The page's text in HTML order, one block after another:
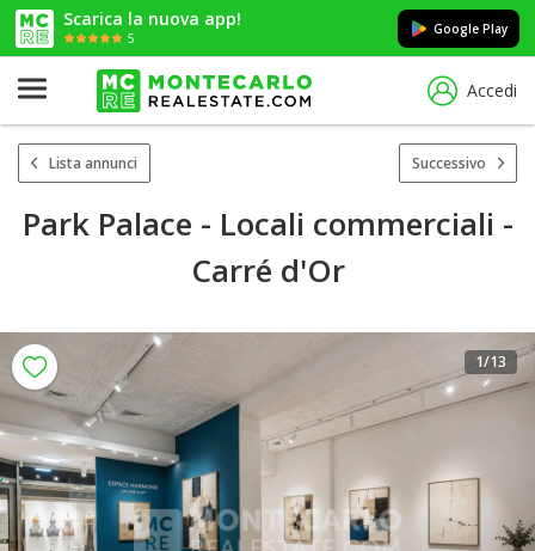
Scarica la nuova app!
5
Google Play
Accedi
Lista annunci Successivo
Park Palace - Locali commerciali -
Carré d'Or
1/13